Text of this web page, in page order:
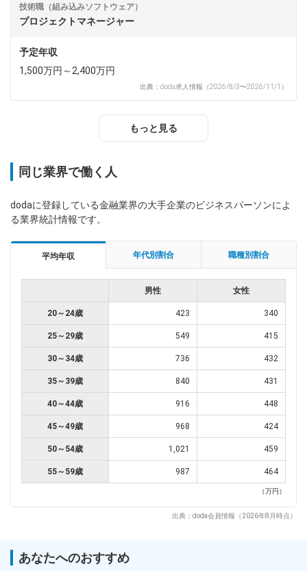
技術職（組み込みソフトウェア）
プロジェクトマネージャー
予定年収
1,500万円～2,400万円
出典：doda求人情報（2026/8/3〜2026/11/1）
もっと見る
同じ業界で働く人
dodaに登録している金融業界の大手企業のビジネスパーソンによ
る業界統計情報です。
平均年収 年代別割合 職種別割合
男性 女性
20～24歳 423 340
25～29歳 549 415
30～34歳 736 432
35～39歳 840 431
40～44歳 916 448
45～49歳 968 424
50～54歳 1,021 459
55～59歳 987 464
（万円）
出典：doda会員情報（2026年8月時点）
あなたへのおすすめ